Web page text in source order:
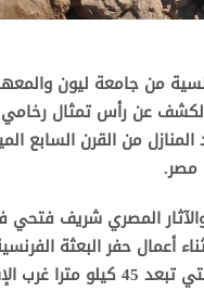
من جامعة ليون
الكشف عن رأس تمثال
من القرن السابع
مصر.
المصري شريف فتحي
أعمال حفر البعثة
الإسكندرية.